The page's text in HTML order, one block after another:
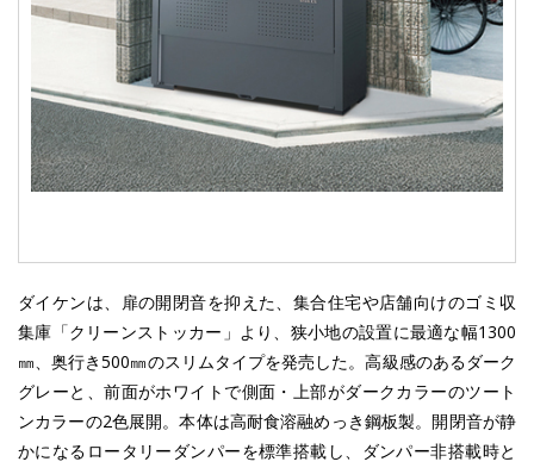
ダイケンは、扉の開閉音を抑えた、集合住宅や店舗向けのゴミ収
集庫「クリーンストッカー」より、狭小地の設置に最適な幅1300
㎜、奥行き500㎜のスリムタイプを発売した。高級感のあるダーク
グレーと、前面がホワイトで側面・上部がダークカラーのツート
ンカラーの2色展開。本体は高耐食溶融めっき鋼板製。開閉音が静
かになるロータリーダンパーを標準搭載し、ダンパー非搭載時と